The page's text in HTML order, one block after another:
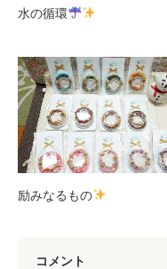
水の循環
励みなるもの
コメント